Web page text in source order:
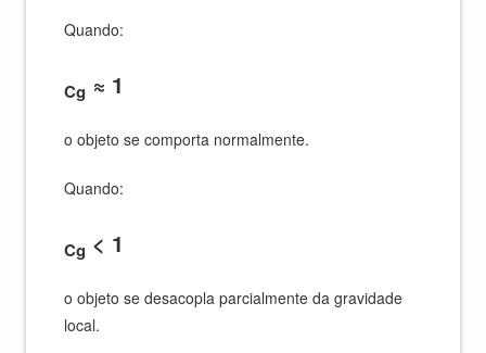
Quando:
Cg ≈ 1
o objeto se comporta normalmente.
Quando:
Cg < 1
o objeto se desacopla parcialmente da gravidade
local.